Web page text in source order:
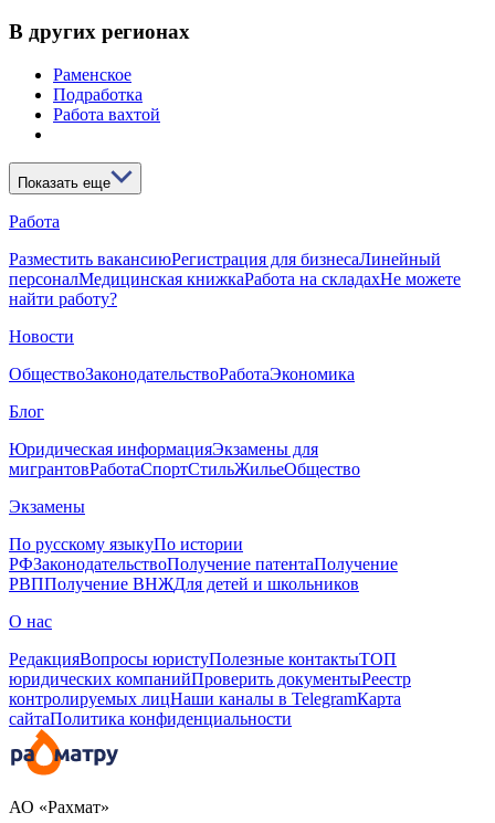
В других регионах
Раменское
Подработка
Работа вахтой
Показать еще
Работа
Разместить вакансиюРегистрация для бизнесаЛинейный
персоналМедицинская книжкаРабота на складахНе можете
найти работу?
Новости
ОбществоЗаконодательствоРаботаЭкономика
Блог
Юридическая информацияЭкзамены для
мигрантовРаботаСпортСтильЖильеОбщество
Экзамены
По русскому языкуПо истории
РФЗаконодательствоПолучение патентаПолучение
РВППолучение ВНЖДля детей и школьников
О нас
РедакцияВопросы юристуПолезные контактыТОП
юридических компанийПроверить документыРеестр
контролируемых лицНаши каналы в TelegramКарта
сайтаПолитика конфиденциальности
АО «Рахмат»